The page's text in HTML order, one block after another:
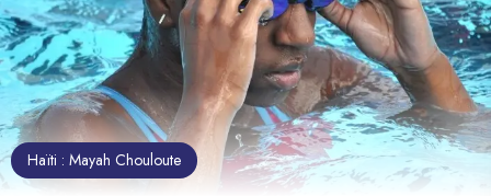
Haïti : Mayah Chouloute